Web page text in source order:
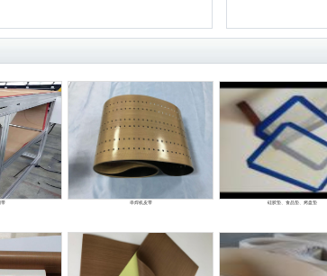
带 串焊机皮带 硅胶垫、食品垫、烤盘垫